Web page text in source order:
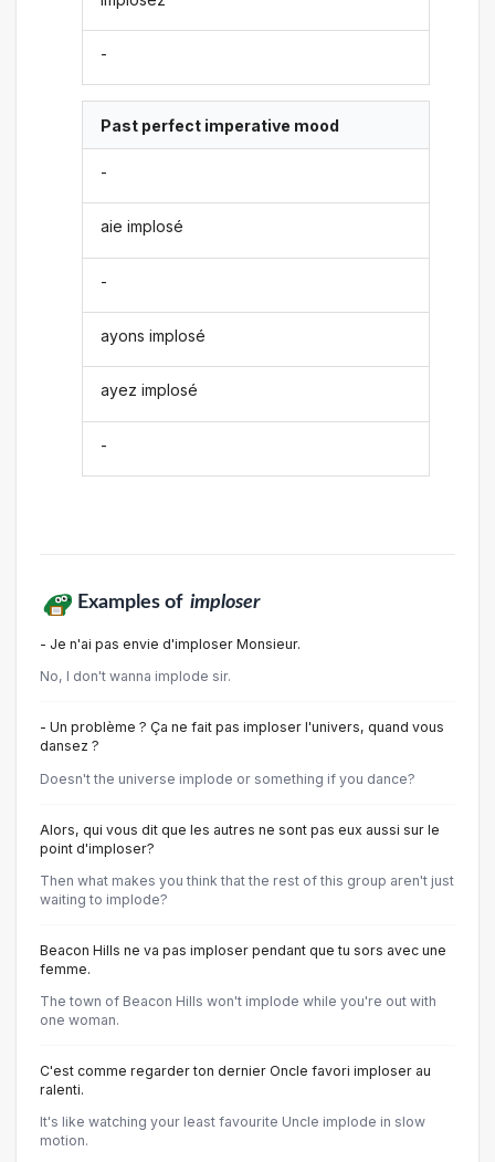
-
Past perfect imperative mood
-
aie implosé
-
ayons implosé
ayez implosé
-
Examples of imploser
- Je n'ai pas envie d'imploser Monsieur.
No, I don't wanna implode sir.
- Un problème ? Ça ne fait pas imploser l'univers, quand vous
dansez ?
Doesn't the universe implode or something if you dance?
Alors, qui vous dit que les autres ne sont pas eux aussi sur le
point d'imploser?
Then what makes you think that the rest of this group aren't just
waiting to implode?
Beacon Hills ne va pas imploser pendant que tu sors avec une
femme.
The town of Beacon Hills won't implode while you're out with
one woman.
C'est comme regarder ton dernier Oncle favori imploser au
ralenti.
It's like watching your least favourite Uncle implode in slow
motion.